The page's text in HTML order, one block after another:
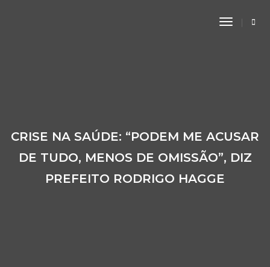
Toggle
CRISE NA SAÚDE: “PODEM ME ACUSAR
DE TUDO, MENOS DE OMISSÃO”, DIZ
PREFEITO RODRIGO HAGGE